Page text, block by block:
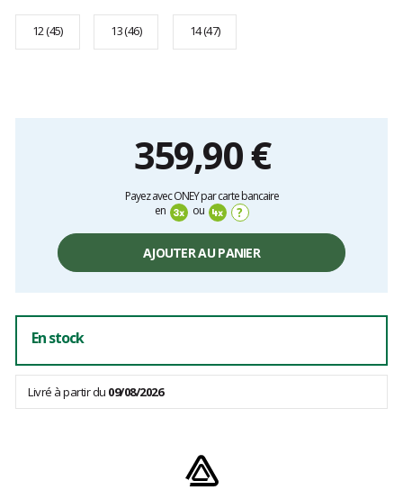
12 (45) 13 (46) 14 (47)
359,90 €
Payez avec ONEY par carte bancaire
en
ou ?
AJOUTER AU PANIER
En stock
Livré à partir du 09/08/2026